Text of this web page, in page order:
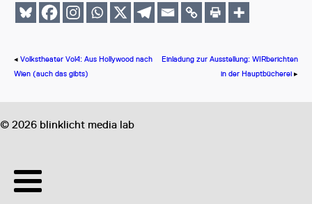
◂ Volkstheater Vol4: Aus Hollywood nach
Wien (auch das gibts)
Einladung zur Ausstellung: WIRberichten
in der Hauptbücherei ▸
© 2026 blinklicht media lab